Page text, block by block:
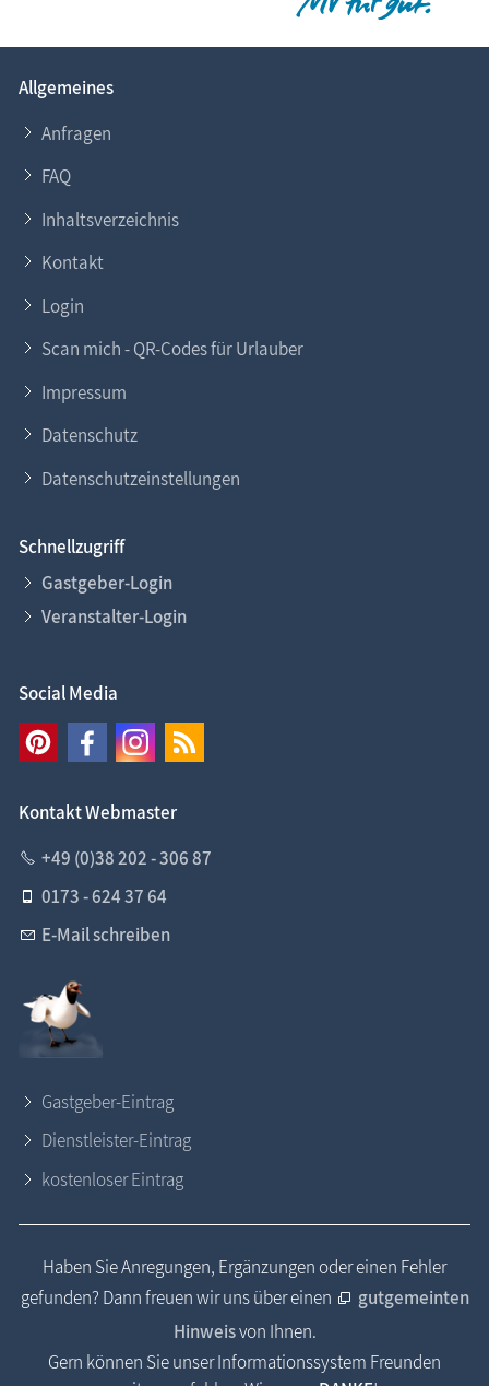
Allgemeines
Anfragen
FAQ
Inhaltsverzeichnis
Kontakt
Login
Scan mich - QR-Codes für Urlauber
Impressum
Datenschutz
Datenschutzeinstellungen
Schnellzugriff
Gastgeber-Login
Veranstalter-Login
Social Media
Kontakt Webmaster
+49 (0)38 202 - 306 87
0173 - 624 37 64
E-Mail schreiben
Gastgeber-Eintrag
Dienstleister-Eintrag
kostenloser Eintrag
Haben Sie Anregungen, Ergänzungen oder einen Fehler
gefunden? Dann freuen wir uns über einen
gutgemeinten
Hinweisvon Ihnen.
Gern können Sie unser Informationssystem Freunden